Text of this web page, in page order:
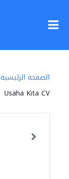
الصفحة الرئيسية
Usaha Kita CV